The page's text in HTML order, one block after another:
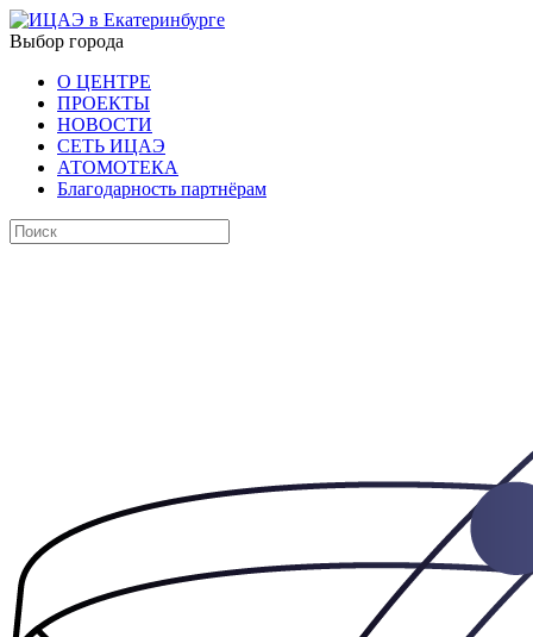
Выбор города
О ЦЕНТРЕ
ПРОЕКТЫ
НОВОСТИ
СЕТЬ ИЦАЭ
АТОМОТЕКА
Благодарность партнёрам